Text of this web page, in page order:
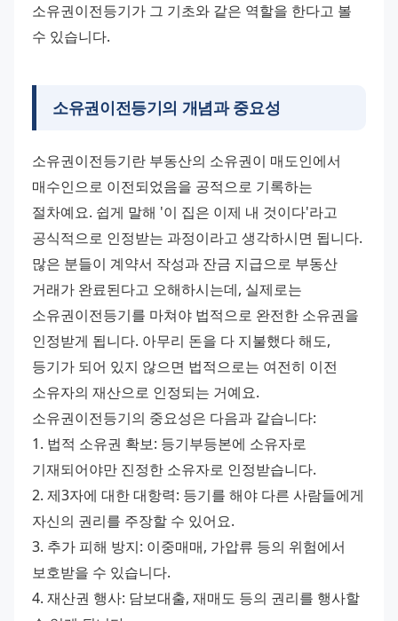
소유권이전등기가 그 기초와 같은 역할을 한다고 볼
수 있습니다.
소유권이전등기의 개념과 중요성
소유권이전등기란 부동산의 소유권이 매도인에서
매수인으로 이전되었음을 공적으로 기록하는
절차예요. 쉽게 말해 '이 집은 이제 내 것이다'라고
공식적으로 인정받는 과정이라고 생각하시면 됩니다.
많은 분들이 계약서 작성과 잔금 지급으로 부동산
거래가 완료된다고 오해하시는데, 실제로는
소유권이전등기를 마쳐야 법적으로 완전한 소유권을
인정받게 됩니다. 아무리 돈을 다 지불했다 해도,
등기가 되어 있지 않으면 법적으로는 여전히 이전
소유자의 재산으로 인정되는 거예요.
소유권이전등기의 중요성은 다음과 같습니다:
1. 법적 소유권 확보: 등기부등본에 소유자로
기재되어야만 진정한 소유자로 인정받습니다.
2. 제3자에 대한 대항력: 등기를 해야 다른 사람들에게
자신의 권리를 주장할 수 있어요.
3. 추가 피해 방지: 이중매매, 가압류 등의 위험에서
보호받을 수 있습니다.
4. 재산권 행사: 담보대출, 재매도 등의 권리를 행사할